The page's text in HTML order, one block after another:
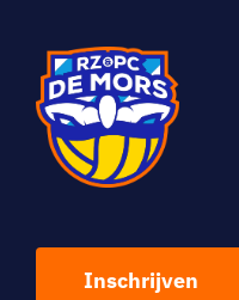
Inschrijven